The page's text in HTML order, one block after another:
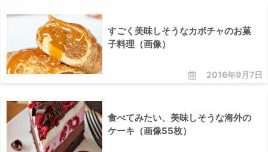
2016年9月7日
すごく美味しそうなカボチャのお菓
子料理（画像）
食べてみたい、美味しそうな海外の
ケーキ（画像55枚）